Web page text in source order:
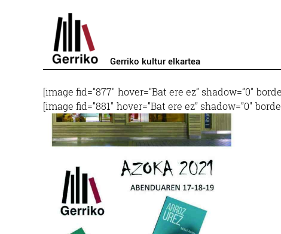
Gerriko kultur elkartea
[image fid=”877″ hover=”Bat ere ez” shadow=”0″
[image fid=”881″ hover=”Bat ere ez” shadow=”0″